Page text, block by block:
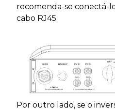
recomenda-se conectá-
cabo RJ45.
Por outro lado, se o